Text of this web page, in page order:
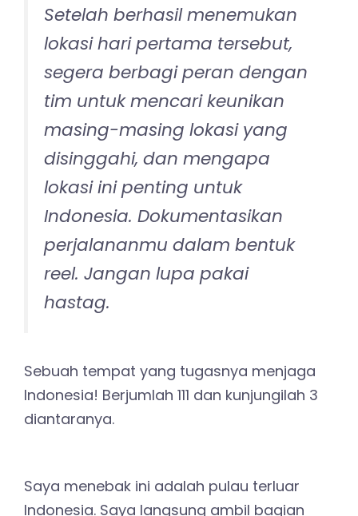
Setelah berhasil menemukan
lokasi hari pertama tersebut,
segera berbagi peran dengan
tim untuk mencari keunikan
masing-masing lokasi yang
disinggahi, dan mengapa
lokasi ini penting untuk
Indonesia. Dokumentasikan
perjalananmu dalam bentuk
reel. Jangan lupa pakai
hastag.
Sebuah tempat yang tugasnya menjaga
Indonesia! Berjumlah 111 dan kunjungilah 3
diantaranya.
Saya menebak ini adalah pulau terluar
Indonesia. Saya langsung ambil bagian